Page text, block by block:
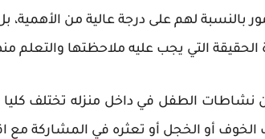
لهم على درجة عالية من الأهمية،
التي يجب عليه ملاحظتها والتعلم
نشاطات الطفل في داخل منزله تختلف
أو الخجل أو تعثره في المشاركة مع